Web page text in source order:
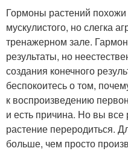
Гормоны растений
мускулистого, но слегка
тренажерном зале.
результаты, но
создания конечного
беспокоитесь о том,
к воспроизведению
и есть причина. Но вы все
растение переродиться.
больше, чем просто